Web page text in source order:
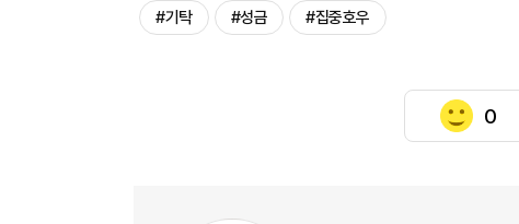
#기탁 #성금 #집중호우
0